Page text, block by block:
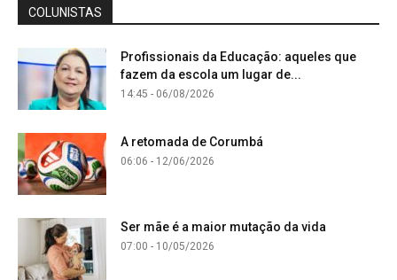
COLUNISTAS
Profissionais da Educação: aqueles que
fazem da escola um lugar de...
14:45 - 06/08/2026
A retomada de Corumbá
06:06 - 12/06/2026
Ser mãe é a maior mutação da vida
07:00 - 10/05/2026